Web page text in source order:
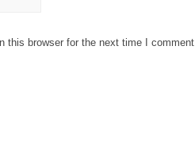
this browser for the next time I comment.